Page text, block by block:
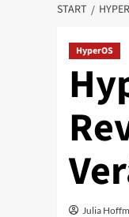
START
HyperOS
Julia